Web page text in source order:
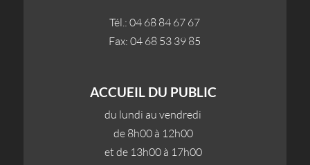
Tél.: 04 68 84 67 67
Fax: 04 68 53 39 85
ACCUEIL DU PUBLIC
du lundi au vendredi
de 8h00 à 12h00
et de 13h00 à 17h00